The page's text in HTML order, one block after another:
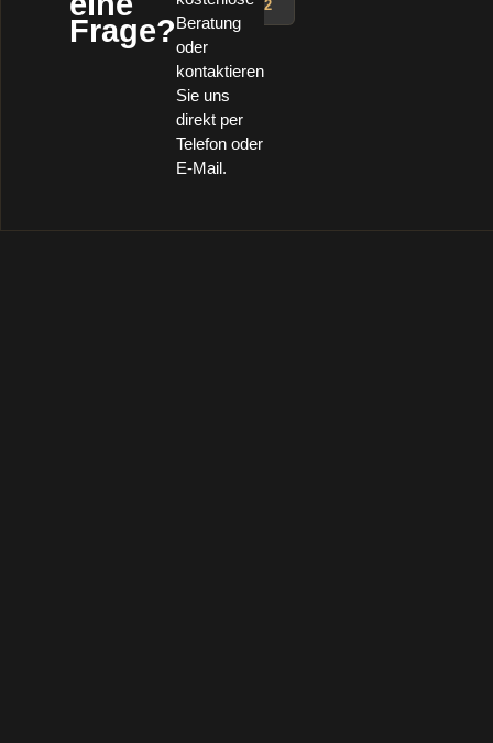
Frage? Beratung
oder
kontaktieren
Sie uns
direkt per
Telefon oder
E-Mail.
2